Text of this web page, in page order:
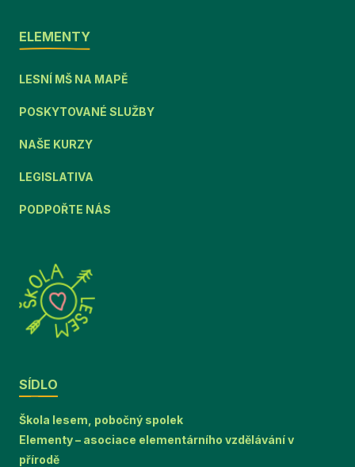
ELEMENTY
LESNÍ MŠ NA MAPĚ
POSKYTOVANÉ SLUŽBY
NAŠE KURZY
LEGISLATIVA
PODPOŘTE NÁS
SÍDLO
Škola lesem, pobočný spolek
Elementy – asociace elementárního vzdělávání v
přírodě